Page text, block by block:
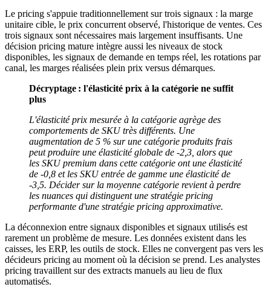
Le pricing s'appuie traditionnellement sur trois signaux : la marge
unitaire cible, le prix concurrent observé, l'historique de ventes. Ces
trois signaux sont nécessaires mais largement insuffisants. Une
décision pricing mature intègre aussi les niveaux de stock
disponibles, les signaux de demande en temps réel, les rotations par
canal, les marges réalisées plein prix versus démarques.
Décryptage : l'élasticité prix à la catégorie ne suffit
plus
L'élasticité prix mesurée à la catégorie agrège des
comportements de SKU très différents. Une
augmentation de 5 % sur une catégorie produits frais
peut produire une élasticité globale de -2,3, alors que
les SKU premium dans cette catégorie ont une élasticité
de -0,8 et les SKU entrée de gamme une élasticité de
-3,5. Décider sur la moyenne catégorie revient à perdre
les nuances qui distinguent une stratégie pricing
performante d'une stratégie pricing approximative.
La déconnexion entre signaux disponibles et signaux utilisés est
rarement un problème de mesure. Les données existent dans les
caisses, les ERP, les outils de stock. Elles ne convergent pas vers les
décideurs pricing au moment où la décision se prend. Les analystes
pricing travaillent sur des extracts manuels au lieu de flux
automatisés.